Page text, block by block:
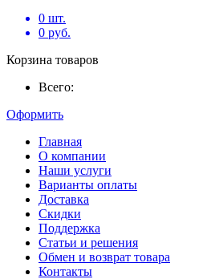
0 шт.
0 руб.
Корзина товаров
Всего:
Оформить
Главная
О компании
Наши услуги
Варианты оплаты
Доставка
Скидки
Поддержка
Статьи и решения
Обмен и возврат товара
Контакты